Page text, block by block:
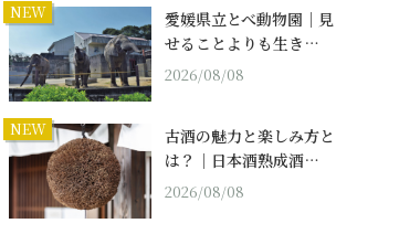
NEW
愛媛県立とべ動物園｜見
せることよりも生き…
2026/08/08
NEW
古酒の魅力と楽しみ方と
は？｜日本酒熟成酒…
2026/08/08